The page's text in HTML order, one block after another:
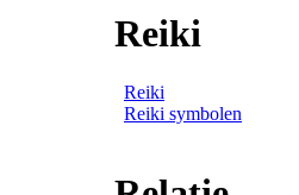
Reiki
Reiki
Reiki symbolen